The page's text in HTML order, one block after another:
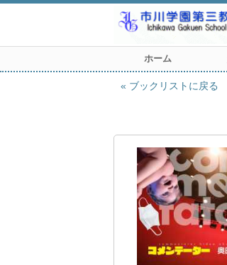
ホーム
ブックリストに戻る